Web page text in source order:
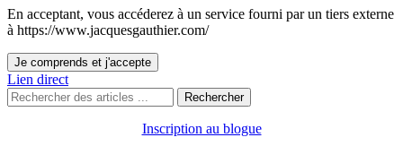
En acceptant, vous accéderez à un service fourni par un tiers externe
à https://www.jacquesgauthier.com/
Je comprends et j'accepte
Lien direct
Rechercher
Inscription au blogue